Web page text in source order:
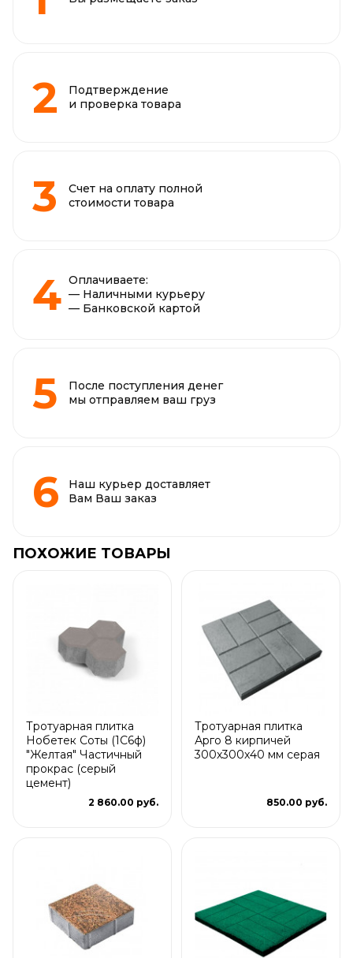
Подтверждение
и проверка товара
Счет на оплату полной
стоимости товара
Оплачиваете:
— Наличными курьеру
— Банковской картой
После поступления денег
мы отправляем ваш груз
Наш курьер доставляет
Вам Ваш заказ
ПОХОЖИЕ ТОВАРЫ
Тротуарная плитка
Нобетек Соты (1С6ф)
"Желтая" Частичный
прокрас (серый
цемент)
2 860.00 руб.
Тротуарная плитка
Арго 8 кирпичей
300x300x40 мм серая
850.00 руб.